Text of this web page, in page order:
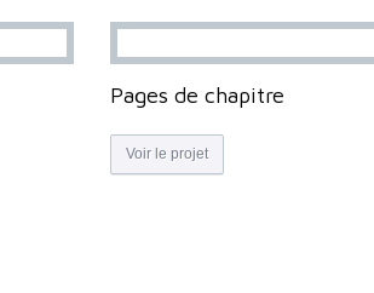
Pages de chapitre
Voir le projet